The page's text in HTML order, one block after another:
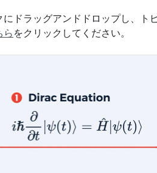
ドラッグアンドドロップし、
らをクリックしてください。